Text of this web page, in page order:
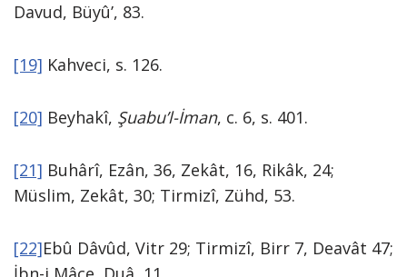
Davud, Büyû’, 83.
[19] Kahveci, s. 126.
[20] Beyhakî, Şuabu’l-İman, c. 6, s. 401.
[21] Buhârî, Ezân, 36, Zekât, 16, Rikâk, 24;
Müslim, Zekât, 30; Tirmizî, Zühd, 53.
[22]Ebû Dâvûd, Vitr 29; Tirmizî, Birr 7, Deavât 47;